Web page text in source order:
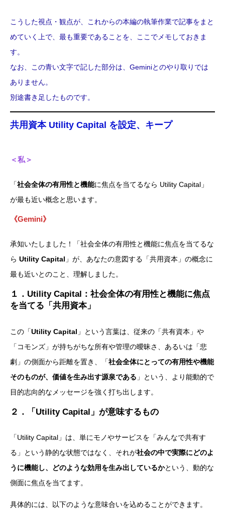
こうした視点・観点が、これからの本編の執筆作業で記事をまと
めていく上で、最も重要であることを、ここでメモしておきま
す。
なお、この青い文字で記した部分は、Geminiとのやり取りでは
ありません。
別途書き足したものです。
共用資本 Utility Capital を設定、キープ
＜私＞
「社会全体の有用性と機能に焦点を当てるなら Utility Capital」
が最も近い概念と思います。
《Gemini》
承知いたしました！「社会全体の有用性と機能に焦点を当てるな
ら Utility Capital 」が、あなたの意図する「共用資本」の概念に
最も近いとのこと、理解しました。
１．Utility Capital：社会全体の有用性と機能に焦点
を当てる「共用資本」
この「Utility Capital 」という言葉は、従来の「共有資本」や
「コモンズ」が持ちがちな所有や管理の曖昧さ、あるいは「悲
劇」の側面から距離を置き、「社会全体にとっての有用性や機能
そのものが、価値を生み出す源泉である 」という、より能動的で
目的志向的なメッセージを強く打ち出します。
２．「Utility Capital」が意味するもの
「Utility Capital」は、単にモノやサービスを「みんなで共有す
る」という静的な状態ではなく、それが社会の中で実際にどのよ
うに機能し、どのような効用を生み出しているかという、動的な
側面に焦点を当てます。
具体的には、以下のような意味合いを込めることができます。